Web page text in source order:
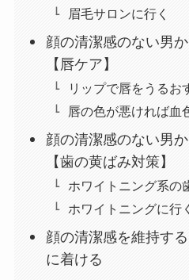
眉毛サロンに行く
顔の清潔感のない男
【唇ケア】
リップで唇をうるお
唇の色が悪ければ血
顔の清潔感のない男
【歯の黄ばみ対策】
ホワイトニング系の
ホワイトニングに行く
顔の清潔感を維持す
に着ける